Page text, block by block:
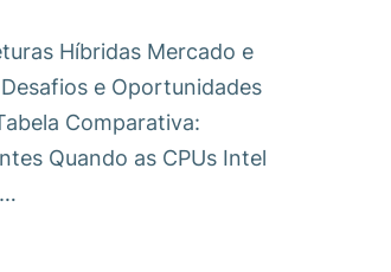
Híbridas Mercado e
e Oportunidades
Comparativa:
Quando as CPUs Intel